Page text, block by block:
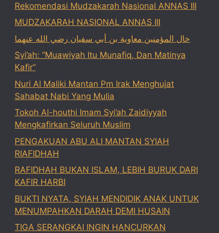
Rekomendasi Mudzakarah Nasional ANNAS III
MUDZAKARAH NASIONAL ANNAS III
خال المؤمنين معاوية بن أبي سفيان رضي الله عنهما
Syi’ah: “Muawiyah Itu Munafiq, Dan Matinya
Kafir”
Nuri Al Maliki Mantan Pm Irak Menghujat
Sahabat Nabi Yang Mulia
Tokoh Al-houthi Imam Syi’ah Zaidiyyah
Mengkafirkan Seluruh Muslim
PENGAKUAN ABU ALI MANTAN SYIAH
RIAFIDHAH
RAFIDHAH BUKAN ISLAM, LEBIH BURUK DARI
KAFIR HARBI
BUKTI NYATA, SYIAH MENDIDIK ANAK UNTUK
MENUMPAHKAN DARAH DEMI HUSAIN
TIGA SERANGKAI INGIN HANCURKAN